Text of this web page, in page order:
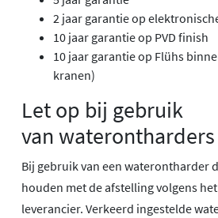
2 jaar garantie op
10 jaar garantie op PVD finish
10 jaar garantie op Flühs
kranen)
Let op bij gebruik
van waterontharders
Bij gebruik van een waterontharder
houden met de afstelling volgens
leverancier. Verkeerd ingestelde